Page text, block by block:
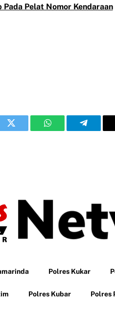
Pada Pelat Nomor Kendaraan
Twitter WhatsApp
Polres Kukar
Polres Kubar Polres